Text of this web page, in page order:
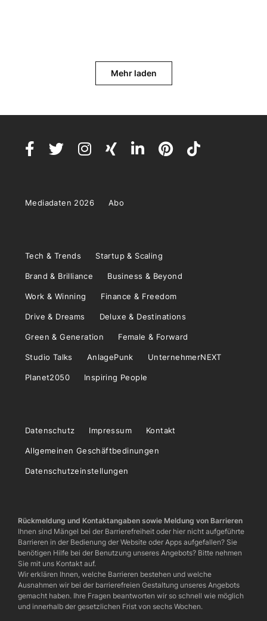
Mehr laden
Mediadaten 2026 Abo
Tech & Trends Startup & Scaling
Brand & Brilliance Business & Beyond
Work & Winning Finance & Freedom
Drive & Dreams Deluxe & Destinations
Green & Generation Female & Forward
Studio Talks AnlagePunk UnternehmerNEXT
Planet2050 Inspiring People
Datenschutz Impressum Kontakt
Allgemeinen Geschäftbedinungen
Datenschutzeinstellungen
Rückmeldung und Kontaktangaben sowie Meldung von Barrieren
Ihnen sind Mängel bei der Barrierefreiheit oder hier nicht aufgeführte
Barrieren in der Bedienung der Website oder Apps aufgefallen? Sie
benötigen Hilfe bei der Benutzung unseres Angebots? Bitte nehmen
Sie mit uns Kontakt auf.
Wir erklären Ihnen, welche Barrieren bestehen und welche
Ausnahmen wir bei der barrierefreien Gestaltung unseres Angebots
gemacht haben. Ihre Fragen beantworten wir so schnell wie möglich
und innerhalb der gesetzlichen Frist von sechs Wochen.